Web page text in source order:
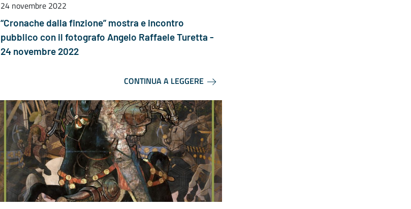
24 novembre 2022
“Cronache dalla finzione” mostra e incontro
pubblico con il fotografo Angelo Raffaele Turetta -
24 novembre 2022
CONTINUA A LEGGERE